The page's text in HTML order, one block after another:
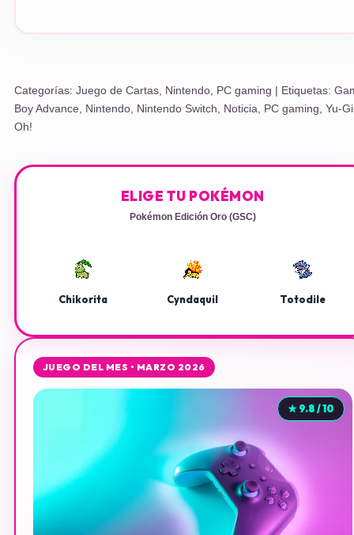
Categorías: Juego de Cartas, Nintendo, PC gaming | Etiquetas:
Boy Advance, Nintendo, Nintendo Switch, Noticia, PC gaming, Yu-
Oh!
ELIGE TU POKÉMON
Pokémon Edición Oro (GSC)
Chikorita Cyndaquil Totodile
JUEGO DEL MES • MARZO 2026
★ 9.8 / 10